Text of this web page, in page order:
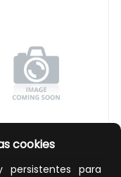
cookies
persistentes para
41